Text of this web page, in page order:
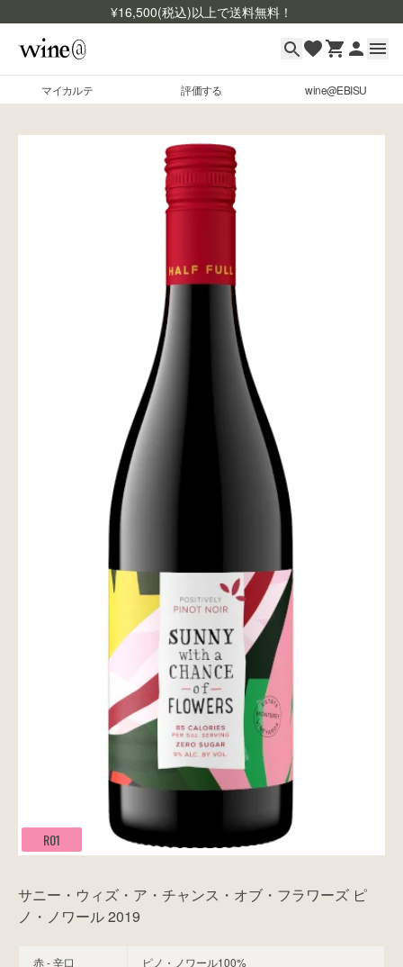
¥16,500(税込)以上で送料無料！
マイカルテ 評価する wine@EBISU
マイカルテ
R01
サニー・ウィズ・ア・チャンス・オブ・フラワーズ ピ
ノ・ノワール 2019
赤 - 辛口 ピノ・ノワール100%